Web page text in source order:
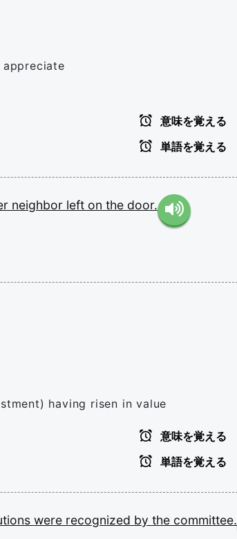
意味を覚える
単語を覚える
neighbor left on the door.
having risen in value
意味を覚える
単語を覚える
were recognized by the committee.